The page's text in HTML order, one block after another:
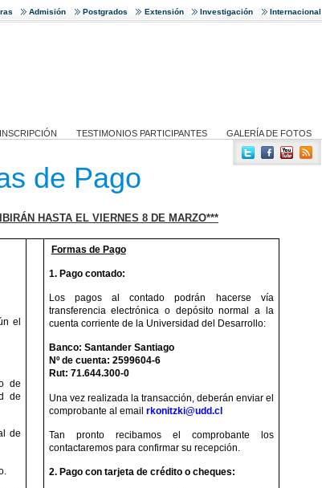
Admisión Postgrados Extensión Investigación Internacional
INSCRIPCIÓN TESTIMONIOS PARTICIPANTES GALERÍA DE FOTOS
de Pago
HASTA EL VIERNES 8 DE MARZO***
el
de
de
de
Formas de Pago
1. Pago contado:
Los pagos al contado podrán hacerse vía
transferencia electrónica o depósito normal a la
cuenta corriente de la Universidad del Desarrollo:
Banco: Santander Santiago
Nº de cuenta: 2599604-6
Rut: 71.644.300-0
Una vez realizada la transacción, deberán enviar el
comprobante al email rkonitzki@udd.cl
Tan pronto recibamos el comprobante los
contactaremos para confirmar su recepción.
2. Pago con tarjeta de crédito o cheques: